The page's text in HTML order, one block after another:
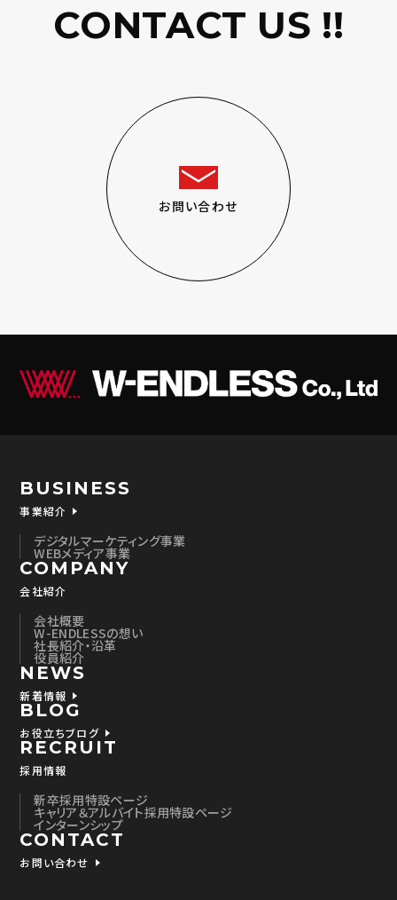
CONTACT US !!
お問い合わせ
BUSINESS
事業紹介
デジタルマーケティング事業
WEBメディア事業
COMPANY
会社紹介
会社概要
W-ENDLESSの想い
社長紹介・沿革
役員紹介
NEWS
新着情報
BLOG
お役立ちブログ
RECRUIT
採用情報
新卒採用特設ページ
キャリア＆アルバイト採用特設ページ
インターンシップ
CONTACT
お問い合わせ